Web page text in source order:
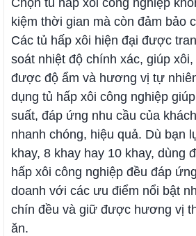
Chọn tủ hấp xôi công nghiệp
kiệm thời gian mà còn đảm bảo
Các tủ hấp xôi hiện đại được
soát nhiệt độ chính xác, giúp
được độ ẩm và hương vị tự
dụng tủ hấp xôi công nghiệp
suất, đáp ứng nhu cầu của
nhanh chóng, hiệu quả. Dù bạn
khay, 8 khay hay 10 khay, dùng
hấp xôi công nghiệp đều đáp
doanh với các ưu điểm nổi bật
chín đều và giữ được hương vị
ăn.